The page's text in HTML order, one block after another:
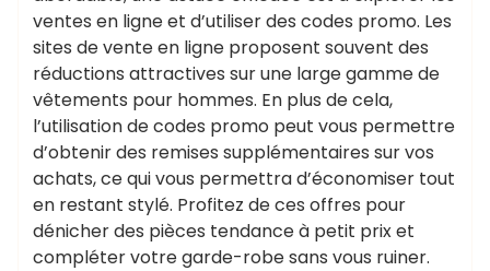
ventes en ligne et d’utiliser des codes promo. Les
sites de vente en ligne proposent souvent des
réductions attractives sur une large gamme de
vêtements pour hommes. En plus de cela,
l’utilisation de codes promo peut vous permettre
d’obtenir des remises supplémentaires sur vos
achats, ce qui vous permettra d’économiser tout
en restant stylé. Profitez de ces offres pour
dénicher des pièces tendance à petit prix et
compléter votre garde-robe sans vous ruiner.